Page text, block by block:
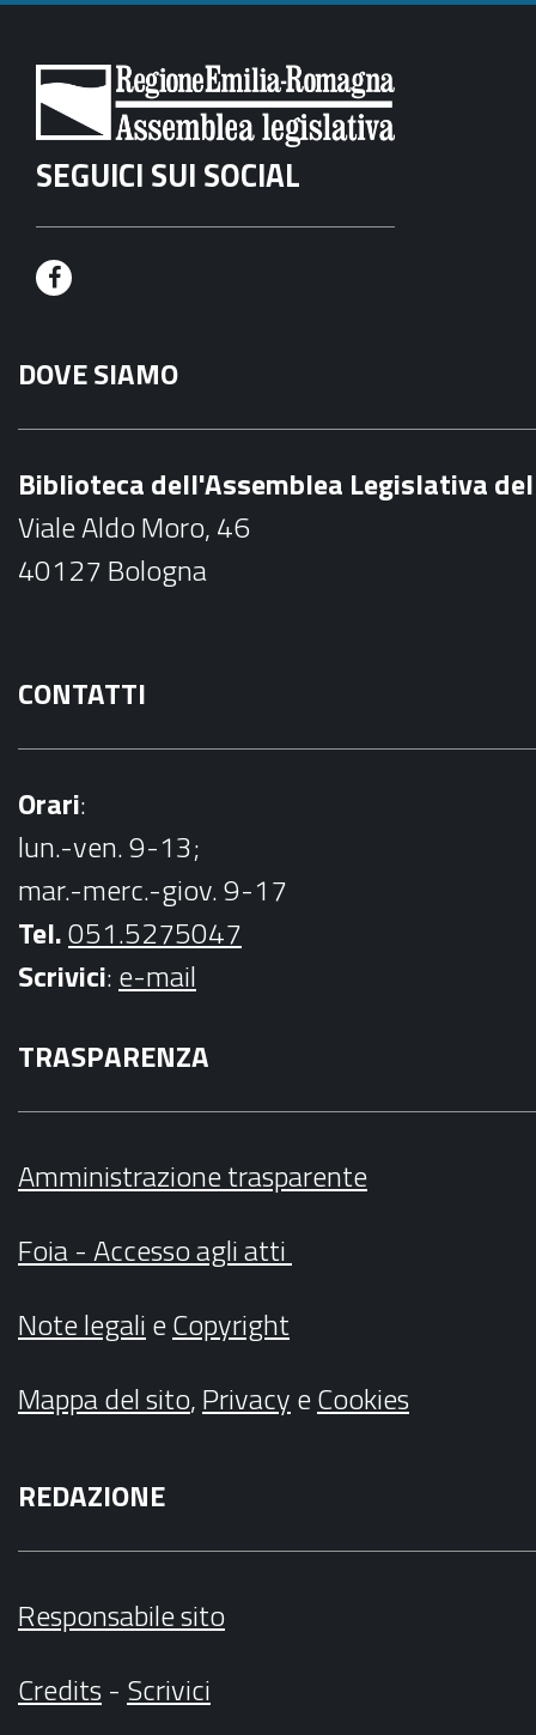
SEGUICI SUI SOCIAL
F
c
e
o
k
DOVE SIAMO
Biblioteca dell'Assemblea Legislativa
Viale Aldo Moro, 46
40127 Bologna
CONTATTI
Orari:
lun.-ven. 9-13;
mar.-merc.-giov. 9-17
Tel.051.5275047
Scrivici:e-mail
TRASPARENZA
Amministrazione trasparente
Foia - Accesso agli atti
Note legalieCopyright
Mappa del sito,PrivacyeCookies
REDAZIONE
Responsabile sito
Credits- Scrivici